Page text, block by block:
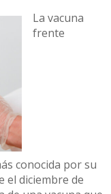
La vacuna
frente
conocida por su
el diciembre de